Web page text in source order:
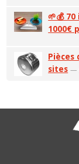
🌱💰
1000€
sites —